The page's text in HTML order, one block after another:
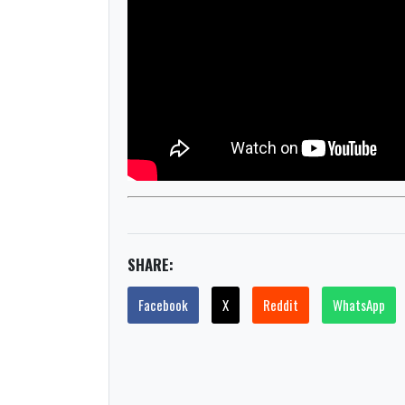
SHARE:
Facebook X Reddit WhatsApp